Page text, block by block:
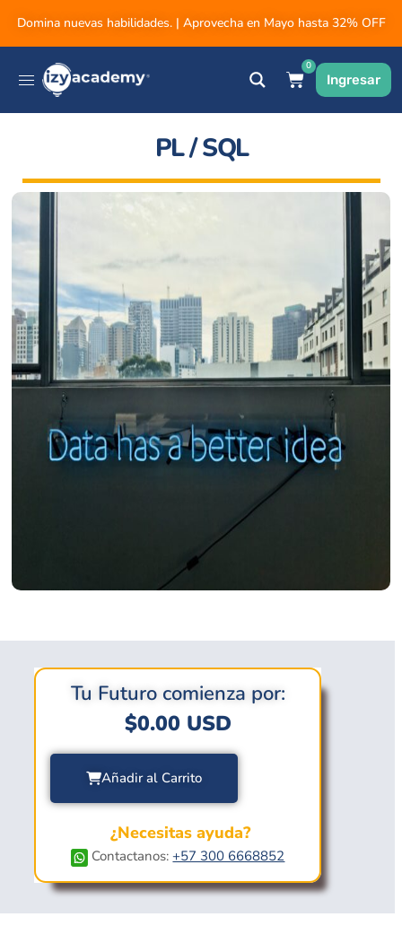
Domina nuevas habilidades. | Aprovecha en Mayo hasta 32% OFF
0
Ingresar
PL / SQL
Tu Futuro comienza por:
$0.00 USD
Añadir al Carrito
¿Necesitas ayuda?
Contactanos:+57 300 6668852